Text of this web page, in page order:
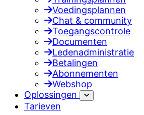
Voedingsplannen
Chat & community
Toegangscontrole
Documenten
Ledenadministratie
Betalingen
Abonnementen
Webshop
Oplossingen
Tarieven